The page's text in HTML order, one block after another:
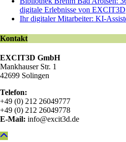
digitale Erlebnisse von EXCIT3D
Ihr digitaler Mitarbeiter: KI-
Kontakt
EXCIT3D GmbH
Mankhauser Str. 1
42699 Solingen
Telefon:
+49 (0) 212 26049777
+49 (0) 212 26049778
E-Mail: info@excit3d.de